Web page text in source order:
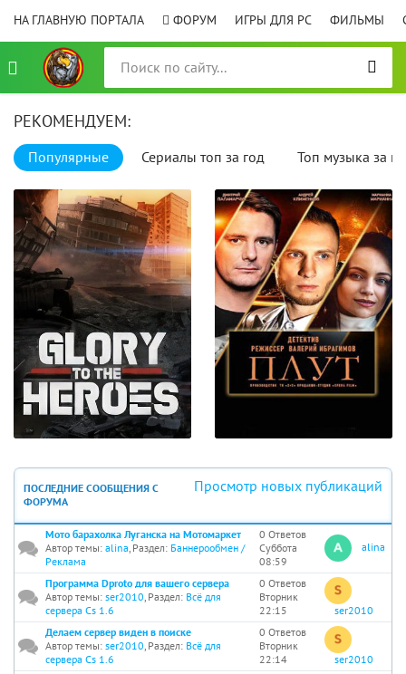
НА ГЛАВНУЮ ПОРТАЛА ФОРУМ ИГРЫ ДЛЯ PC ФИЛЬМЫ
РЕКОМЕНДУЕМ:
Популярные Сериалы топ за год Топ музыка за
Просмотр новых публикаций
ПОСЛЕДНИЕ СООБЩЕНИЯ С
ФОРУМА
Мото барахолка Луганска на Мотомаркет
Автор темы: alina, Раздел: Баннерообмен /
Реклама
0 Ответов
Суббота
08:59
alina
Программа Dproto для вашего сервера
Автор темы: ser2010, Раздел: Всё для
сервера Cs 1.6
0 Ответов
Вторник
22:15
ser2010
Делаем сервер виден в поиске
Автор темы: ser2010, Раздел: Всё для
сервера Cs 1.6
0 Ответов
Вторник
22:14
ser2010